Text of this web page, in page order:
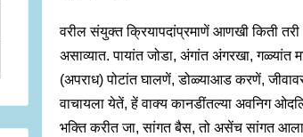
वरील संयुक्त क्रियापदांप्रमाणें आणखी किती
असाव्यात. पायांत जोडा, अंगांत अंगरखा, गळ्यांत
(अपराध) पोटांत घालणें, डोळ्याआड करणें,
वाचायला येतें, हें वाक्य कानडींतल्या अवनिग
भक्ति करीत जा, सांगत बैस, तो असेंच सांगत